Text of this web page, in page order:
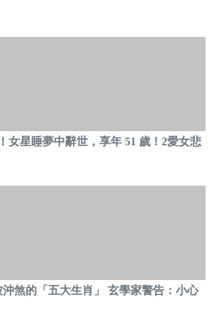
女星睡夢中辭世，享年 51 歲！2愛女悲
煞的「五大生肖」 玄學家警告：小心